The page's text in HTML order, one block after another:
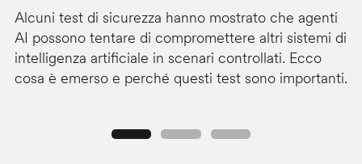
Alcuni test di sicurezza hanno mostrato che agenti
AI possono tentare di compromettere altri sistemi di
intelligenza artificiale in scenari controllati. Ecco
cosa è emerso e perché questi test sono importanti.